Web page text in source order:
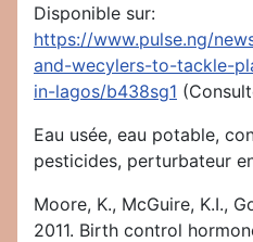
Disponible sur:
https://www.pulse.ng/
and-wecylers-to-tackle-
in-lagos/b438sg1
Eau usée, eau potable,
pesticides, perturbateur
Moore, K., McGuire, K.I.,
2011. Birth control